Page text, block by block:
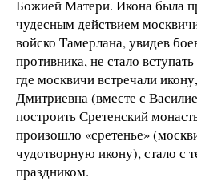
Божией Матери. Икона была
чудесным действием
войско Тамерлана, увидев
противника, не стало
где москвичи встречали
Дмитриевна (вместе с
построить Сретенский
произошло «сретенье»
чудотворную икону), стало с
праздником.